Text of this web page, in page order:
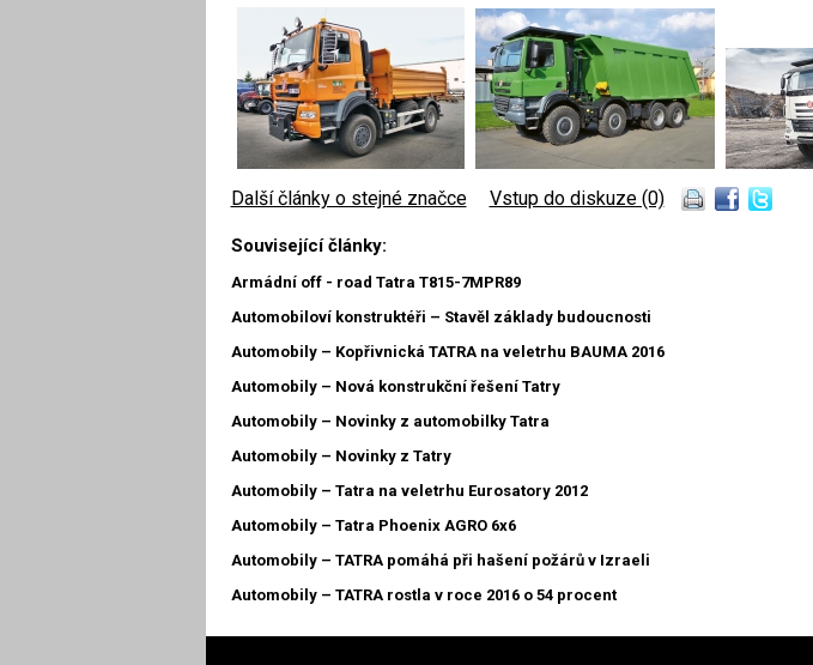
Další články o stejné značce Vstup do diskuze (0)
Související články:
Armádní off - road Tatra T815-7MPR89
Automobiloví konstruktéři – Stavěl základy budoucnosti
Automobily – Kopřivnická TATRA na veletrhu BAUMA 2016
Automobily – Nová konstrukční řešení Tatry
Automobily – Novinky z automobilky Tatra
Automobily – Novinky z Tatry
Automobily – Tatra na veletrhu Eurosatory 2012
Automobily – Tatra Phoenix AGRO 6x6
Automobily – TATRA pomáhá při hašení požárů v Izraeli
Automobily – TATRA rostla v roce 2016 o 54 procent